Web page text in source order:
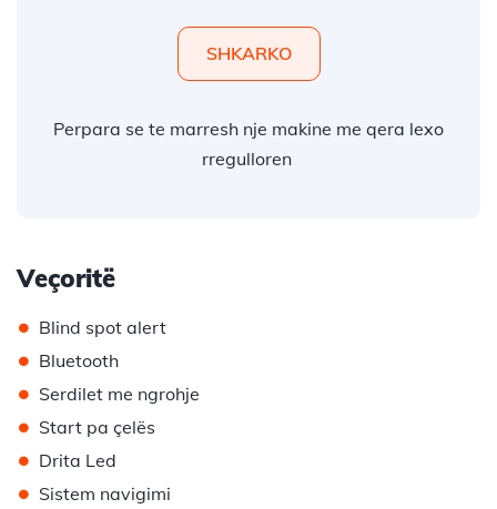
SHKARKO
Perpara se te marresh nje makine me qera lexo
rregulloren
Veçoritë
• Blind spot alert
• Bluetooth
• Serdilet me ngrohje
• Start pa çelës
• Drita Led
• Sistem navigimi